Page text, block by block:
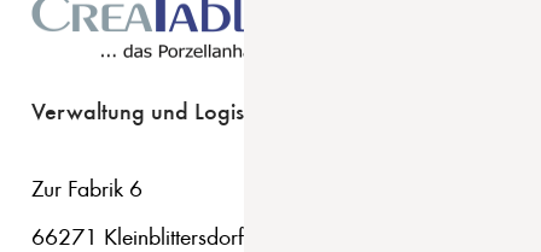
Verwaltung und Logistik
Zur Fabrik 6
66271 Kleinblittersdorf